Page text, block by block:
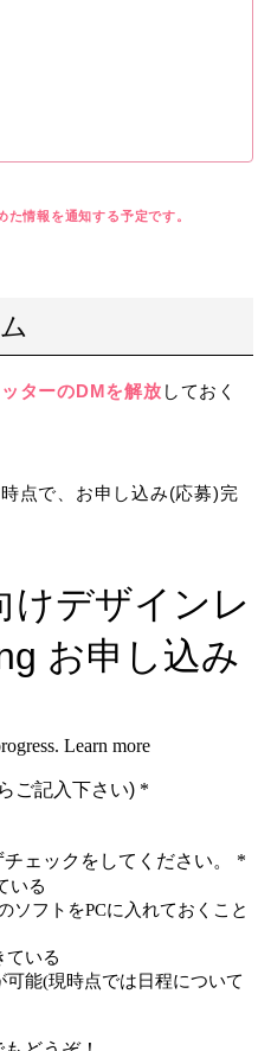
た情報を通知する予定です。
ターのDMを解放 しておく
点で、お申し込み(応募)完